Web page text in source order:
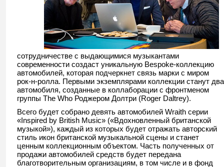
сотрудничестве с выдающимися музыкантами
современности создаст уникальную Bespoke-коллекцию
автомобилей, которая подчеркнет связь марки с миром
рок-н-ролла. Первыми экземплярами коллекции станут два
автомобиля, созданные в коллаборации с фронтменом
группы The Who Роджером Долтри (Roger Daltrey).
Всего будет собрано девять автомобилей Wraith серии
«Inspired by British Music» («Вдохновленный британской
музыкой»), каждый из которых будет отражать авторский
стиль икон британской музыкальной сцены и станет
ценным коллекционным объектом. Часть полученных от
продажи автомобилей средств будет передана
благотворительным организациям, в том числе и в фонд